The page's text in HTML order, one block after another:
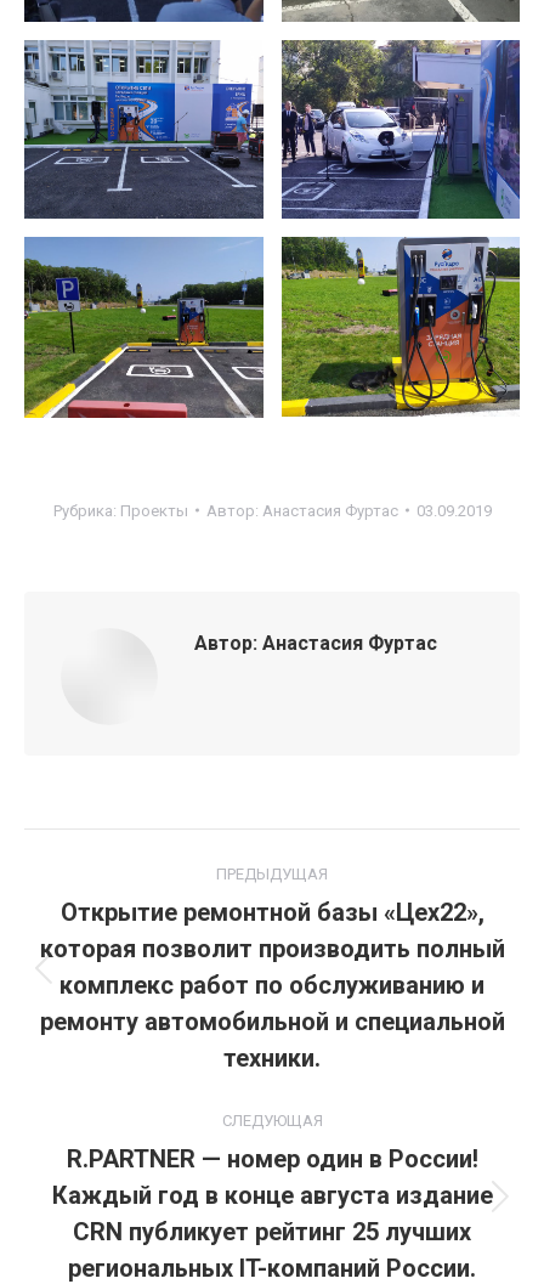
Рубрика: Проекты Автор: Анастасия Фуртас 03.09.2019
Автор: Анастасия Фуртас
по
записям
ПРЕДЫДУЩАЯ
Предыдущая
запись:
Открытие ремонтной базы «Цех22»,
которая позволит производить полный
комплекс работ по обслуживанию и
ремонту автомобильной и специальной
техники.
СЛЕДУЮЩАЯ
Следующая
запись:
R.PARTNER — номер один в России!
Каждый год в конце августа издание
CRN публикует рейтинг 25 лучших
региональных IT-компаний России.